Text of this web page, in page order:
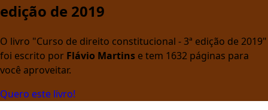
edição de 2019
O livro "Curso de direito constitucional - 3ª edição de 2019"
foi escrito por Flávio Martins e tem 1632 páginas para
você aproveitar.
Quero este livro!